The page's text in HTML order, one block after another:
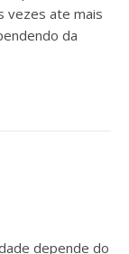
vezes ate mais
da
depende do